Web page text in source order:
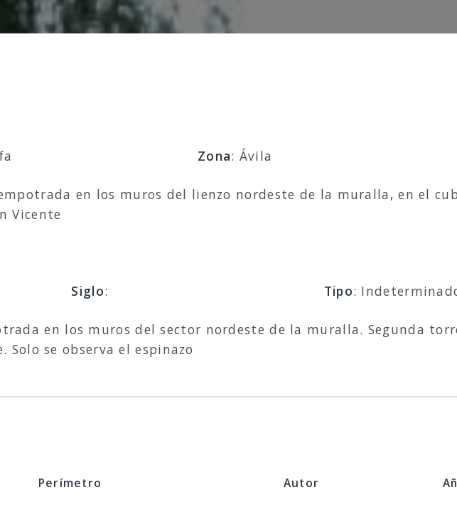
Zona: Ávila
en los muros del lienzo nordeste de la muralla, en el
Vicente
Siglo: Tipo:
en los muros del sector nordeste de la muralla. Segunda
Solo se observa el espinazo
Perímetro Autor